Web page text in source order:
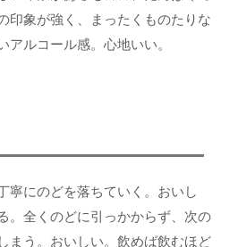
印象が強く、まったくものたりな
アルコール感。心地いい。
寧にのどを落ちていく。おいし
。全くのどに引っかからず、次の
まう。おいしい。飲めば飲むほど